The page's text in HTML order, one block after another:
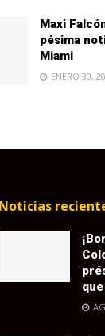
Maxi
pésima
Miami
ENERO 30,
Noticias